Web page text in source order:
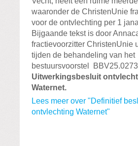
waaronder de ChristenUnie
voor de ontvlechting per 1
Bijgaande tekst is door
fractievoorzitter ChristenUnie
tijden de behandeling van het
bestuursvoorstel BBV25.0273
Uitwerkingsbesluit
Waternet.
Lees meer over "Definitief
ontvlechting Waternet"